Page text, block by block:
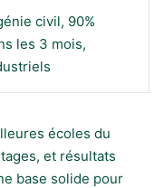
civil, 90%
les 3 mois,
écoles du
et résultats
base solide pour